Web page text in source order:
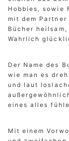
Hobbies, sowie
mit dem
Bücher
Wahrlich
Der Name des
wie man es
und laut
eines alles
Mit einem